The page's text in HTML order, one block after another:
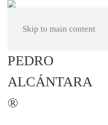
Skip to main content